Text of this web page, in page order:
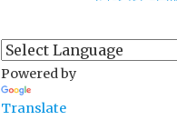
Powered by
Translate